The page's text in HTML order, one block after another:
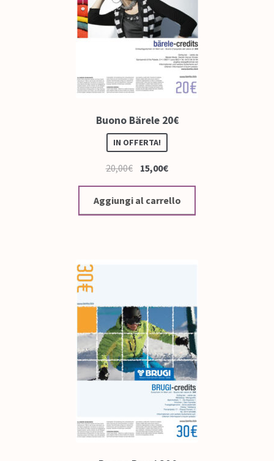
Buono Bärele 20€
IN OFFERTA!
20,00€ 15,00€
Aggiungi al carrello